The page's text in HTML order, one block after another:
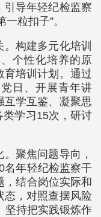
引导年轻纪检监察
粒扣子”。
构建多元化培训
个性化培养的原
育培训计划。通过
日、开展青年讲
互学互鉴、凝聚思
学习15次，研讨
聚焦问题导向，
名年轻纪检监察干
，结合岗位实际和
态，对照查摆风险
坚持把实践锻炼作